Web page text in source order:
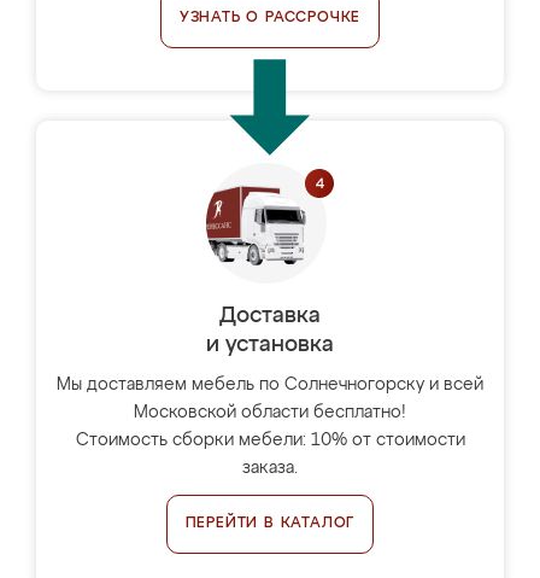
УЗНАТЬ О РАССРОЧКЕ
Доставка
и установка
Мы доставляем мебель по Солнечногорску и всей
Московской области бесплатно!
Стоимость сборки мебели: 10% от стоимости
заказа.
ПЕРЕЙТИ В КАТАЛОГ